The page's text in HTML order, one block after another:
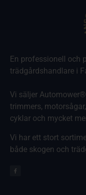
En professionell och
trädgårdshandlare i
Vi säljer
trimmers,
cyklar och mycket
Vi har ett stort
både skogen och